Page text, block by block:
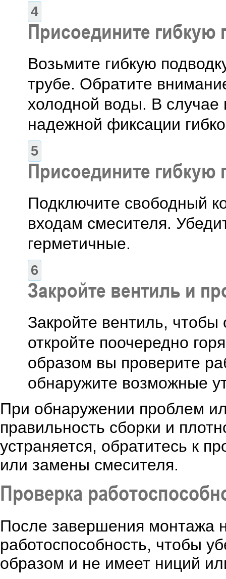
Присоедините гибкую
Возьмите гибкую
трубе. Обратите
холодной воды. В случае
надежной фиксации
Присоедините гибкую
Подключите свободный
входам смесителя.
герметичные.
Закройте вентиль и
Закройте вентиль,
откройте поочередно
образом вы проверите
обнаружите возможные
При обнаружении проблем
правильность сборки и
устраняется, обратитесь к
или замены смесителя.
Проверка
После завершения монтажа
работоспособность, чтобы
образом и не имеет ниций